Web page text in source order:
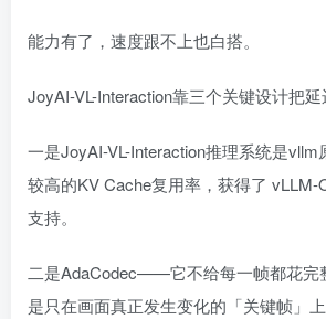
能力有了，速度跟不上也白搭。
JoyAI-VL-Interaction靠三个关键设计把延
一是JoyAI-VL-Interaction推理系统是
较高的KV Cache复用率，获得了 vLLM-
支持。
二是AdaCodec——它不给每一帧都花完
是只在画面真正发生变化的「关键帧」